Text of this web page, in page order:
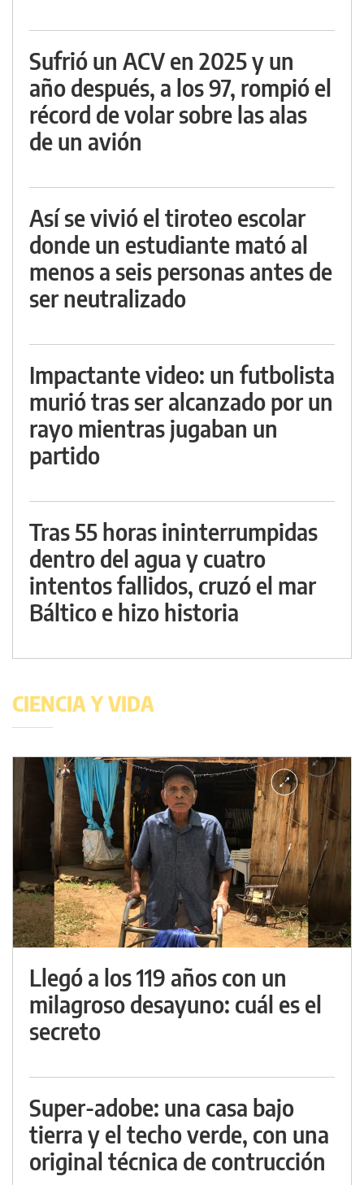
Sufrió un ACV en 2025 y un
año después, a los 97, rompió el
récord de volar sobre las alas
de un avión
Así se vivió el tiroteo escolar
donde un estudiante mató al
menos a seis personas antes de
ser neutralizado
Impactante video: un futbolista
murió tras ser alcanzado por un
rayo mientras jugaban un
partido
Tras 55 horas ininterrumpidas
dentro del agua y cuatro
intentos fallidos, cruzó el mar
Báltico e hizo historia
CIENCIA Y VIDA
Llegó a los 119 años con un
milagroso desayuno: cuál es el
secreto
Super-adobe: una casa bajo
tierra y el techo verde, con una
original técnica de contrucción